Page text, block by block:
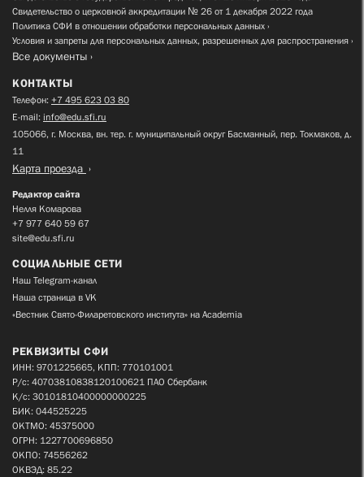
Свидетельство о церковной аккредитации № 26 от 1 декабря 2022 года
Политика СФИ в отношении обработки персональных данных
Условия и запреты для персональных данных, разрешенных для распространения
Все документы
КОНТАКТЫ
Телефон: +7 495 623 03 80
E-mail: info@edu.sfi.ru
105066, г. Москва, вн. тер. г. муниципальный округ Басманный, пер. Токмаков, д.
11
Карта проезда
Редактор сайта
Нелля Комарова
+7 977 640 59 67
site@edu.sfi.ru
СОЦИАЛЬНЫЕ СЕТИ
Наш Telegram-канал
Наша страница в VK
«Вестник Свято-Филаретовского института» на Academia
РЕКВИЗИТЫ СФИ
ИНН: 9701225665, КПП: 770101001
Р/с: 40703810838120100621 ПАО Сбербанк
К/с: 30101810400000000225
БИК: 044525225
ОКТМО: 45375000
ОГРН: 1227700696850
ОКПО: 74556262
ОКВЭД: 85.22